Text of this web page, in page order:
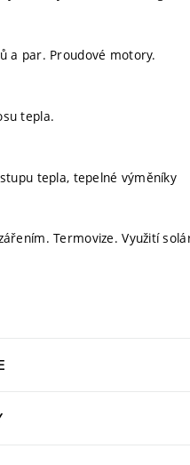
a par. Proudové motory.
tepla.
tepla, tepelné výměníky
Termovize. Využití